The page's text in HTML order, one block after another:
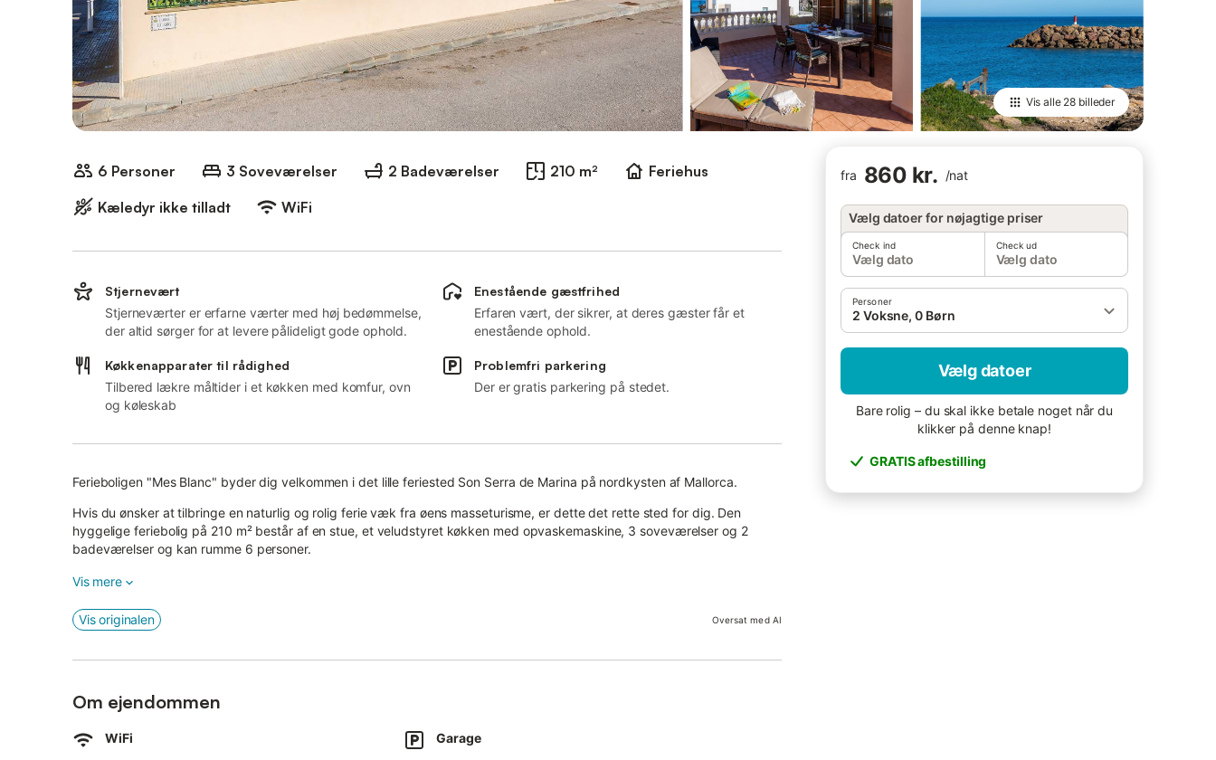
Vis alle 28 billeder
6 Personer 3 Soveværelser 2 Badeværelser 210 m²
Feriehus
Kæledyr ikke tilladt
WiFi
fra 860 kr. /nat
Vælg datoer for nøjagtige priser
Check ind
Vælg dato
Check ud
Vælg dato
Personer
2 Voksne, 0 Børn
Vælg datoer
Bare rolig – du skal ikke betale noget når du
klikker på denne knap!
GRATIS afbestilling
Stjernevært
Stjerneværter er erfarne værter med høj bedømmelse,
der altid sørger for at levere pålideligt gode ophold.
Enestående gæstfrihed
Erfaren vært, der sikrer, at deres gæster får et
enestående ophold.
Køkkenapparater til rådighed
Tilbered lækre måltider i et køkken med komfur, ovn
og køleskab
Problemfri parkering
Der er gratis parkering på stedet.
Ferieboligen "Mes Blanc" byder dig velkommen i det lille feriested Son Serra de Marina på nordkysten af Mallorca.
Hvis du ønsker at tilbringe en naturlig og rolig ferie væk fra øens masseturisme, er dette det rette sted for dig. Den
hyggelige feriebolig på 210 m² består af en stue, et veludstyret køkken med opvaskemaskine, 3 soveværelser og 2
badeværelser og kan rumme 6 personer.
Yderligere faciliteter inkluderer Wi-Fi, aircondition, et TV og en vaskemaskine, mens en babyseng og en høj stol er
En terrasse og en altan med havudsigt er også en del af ferieboligen.
Den delvist overdækkede terrasse er udstyret med et siddeområde, liggestole og en udendørs grill og inviterer dig til at
Kysten kan nås til fods på 3 minutter.
Da området er erklæret for et naturreservat, er der ingen store hotelkomplekser her, men små feriebebyggelser og
Vis mere
Vis originalen Oversat med AI
Om ejendommen
WiFi Garage